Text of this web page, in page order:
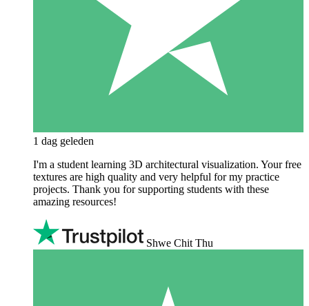
1 dag geleden
I'm a student learning 3D architectural visualization. Your free
textures are high quality and very helpful for my practice
projects. Thank you for supporting students with these
amazing resources!
Shwe Chit Thu